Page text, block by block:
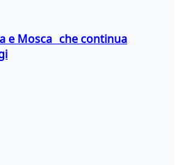
e Mosca che continua